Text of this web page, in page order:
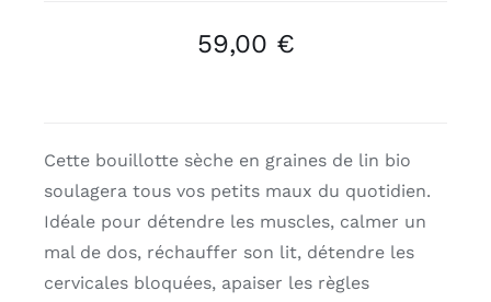
59,00 €
Cette bouillotte sèche en graines de lin bio
soulagera tous vos petits maux du quotidien.
Idéale pour détendre les muscles, calmer un
mal de dos, réchauffer son lit, détendre les
cervicales bloquées, apaiser les règles